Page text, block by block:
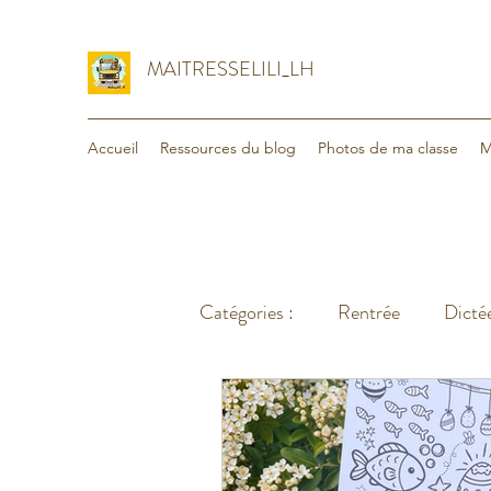
MAITRESSELILI_LH
Accueil Ressources du blog Photos de ma classe
Catégories : Rentrée
Organisation Voyage -